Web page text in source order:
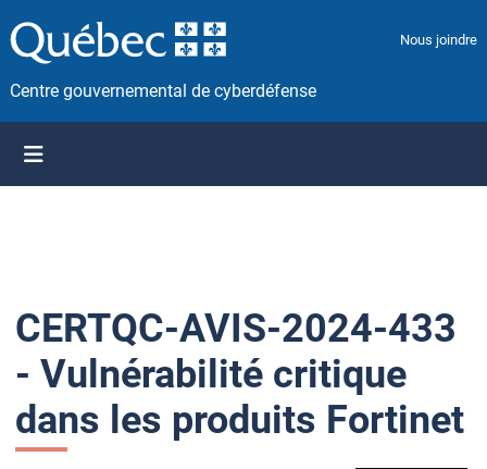
a
s
e
u
Nous joindre
Centre gouvernemental de cyberdéfense
CERTQC-AVIS-2024-433
- Vulnérabilité critique
dans les produits Fortinet